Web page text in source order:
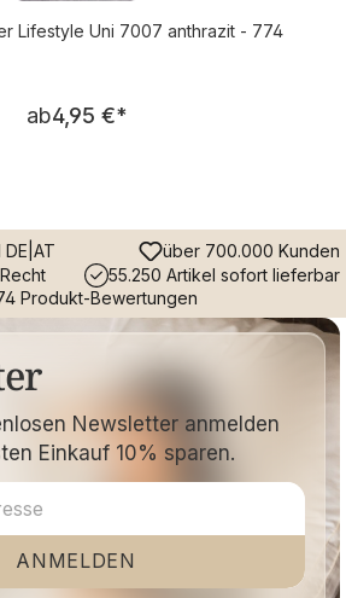
Lifestyle Uni 7007 anthrazit - 774
Regulärer Preis:
ab4,95 €*
über 700.000 Kunden
55.250 Artikel sofort lieferbar
Produkt-Bewertungen
Newsletter anmelden
Einkauf 10% sparen.
ANMELDEN